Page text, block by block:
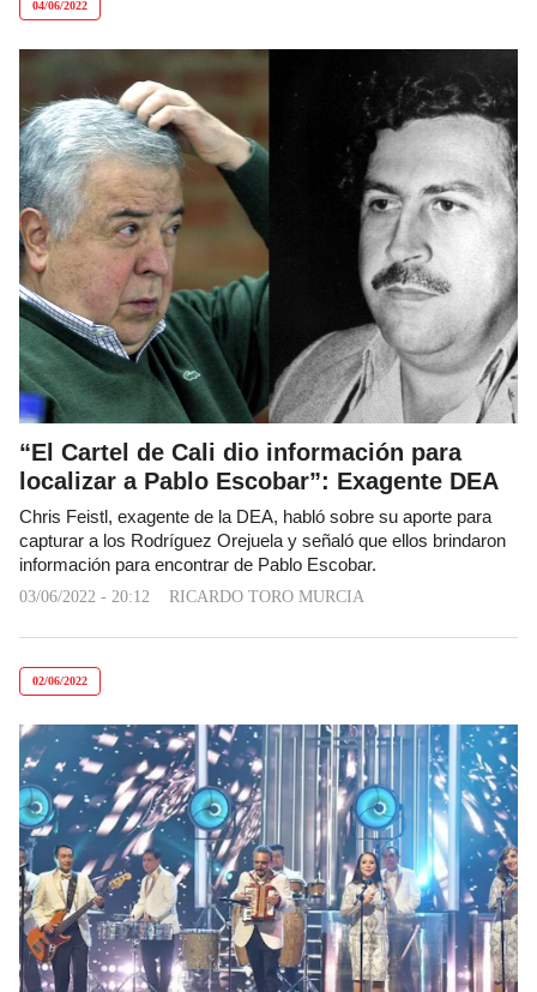
04/06/2022
“El Cartel de Cali dio información para
localizar a Pablo Escobar”: Exagente DEA
Chris Feistl, exagente de la DEA, habló sobre su aporte para
capturar a los Rodríguez Orejuela y señaló que ellos brindaron
información para encontrar de Pablo Escobar.
03/06/2022 - 20:12 RICARDO TORO MURCIA
02/06/2022